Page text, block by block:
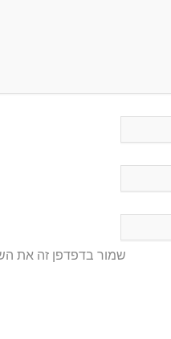
שמור בדפדפן זה את